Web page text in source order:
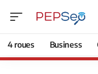
4 roues Business